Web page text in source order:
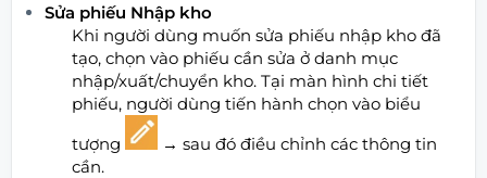
Sửa phiếu Nhập kho
Khi người dùng muốn sửa phiếu nhập kho đã
tạo, chọn vào phiếu cần sửa ở danh mục
nhập/xuất/chuyển kho. Tại màn hình chi tiết
phiếu, người dùng tiến hành chọn vào biểu
tượng
→sau đó điều chỉnh các thông tin
cần.